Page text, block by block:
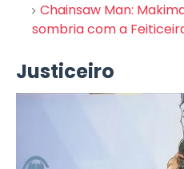
Chainsaw Man:
sombria com a
Justiceiro